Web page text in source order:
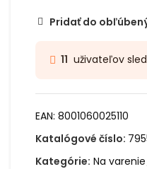
Pridať do
11 uživateľov
EAN: 8001060025110
Katalógové číslo:
Kategórie: Na varenie